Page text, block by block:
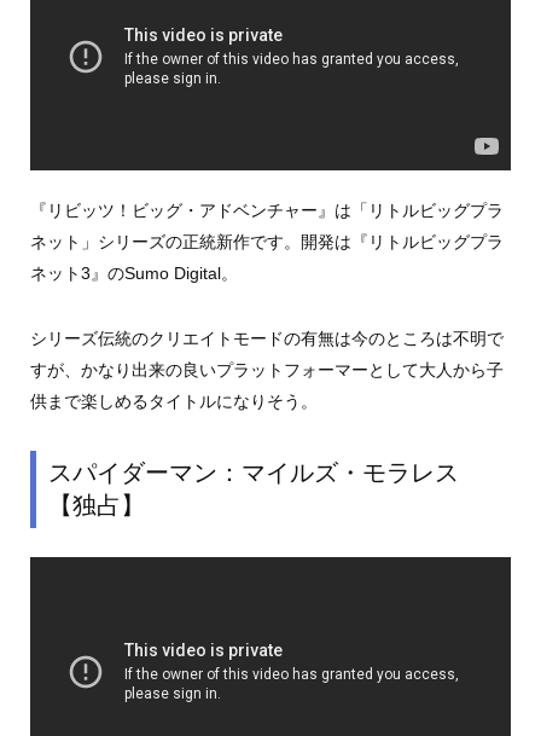
『リビッツ！ビッグ・アドベンチャー』は「リトルビッグプラ
ネット」シリーズの正統新作です。開発は『リトルビッグプラ
ネット3』のSumo Digital。
シリーズ伝統のクリエイトモードの有無は今のところは不明で
すが、かなり出来の良いプラットフォーマーとして大人から子
供まで楽しめるタイトルになりそう。
スパイダーマン：マイルズ・モラレス
【独占】